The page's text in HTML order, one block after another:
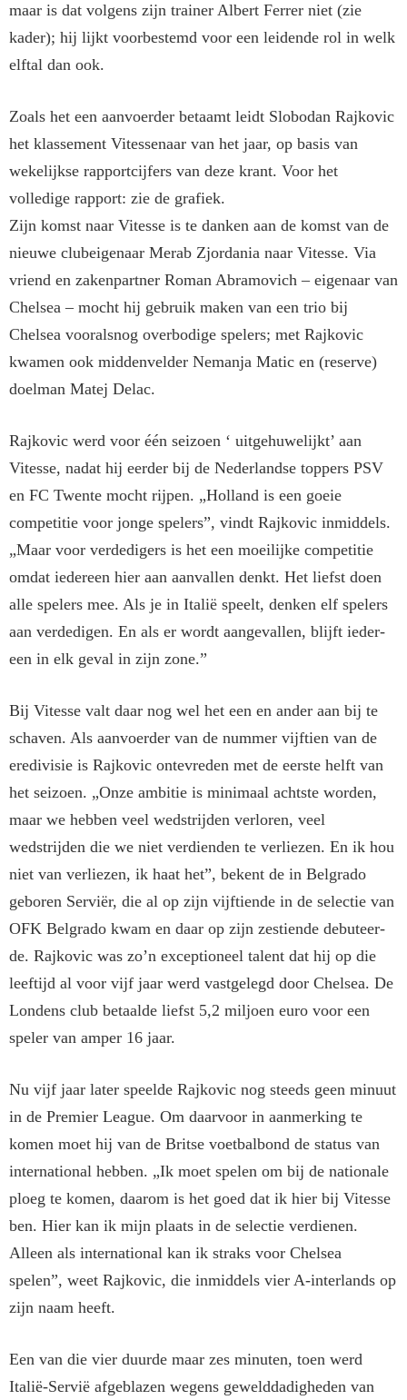
maar is dat vol­gens zijn trainer Albert Ferrer niet (zie
kader); hij lijkt voorbestemd voor een leidende rol in welk
elftal dan ook.
Zoals het een aanvoerder betaamt leidt Slobodan Rajkovic
het klasse­ment Vitessenaar van het jaar, op basis van
wekelijkse rapportcijfers van deze krant. Voor het
volledige rapport: zie de grafiek.
Zijn komst naar Vitesse is te dan­ken aan de komst van de
nieuwe clubeigenaar Merab Zjordania naar Vitesse. Via
vriend en zakenpart­ner Roman Abramovich – eigenaar van
Chelsea – mocht hij gebruik maken van een trio bij
Chelsea vooralsnog overbodige spelers; met Rajkovic
kwamen ook mid­denvelder Nemanja Matic en (re­serve)
doelman Matej Delac.
Rajkovic werd voor één seizoen ‘ uitgehuwelijkt’ aan
Vitesse, nadat hij eerder bij de Nederlandse top­pers PSV
en FC Twente mocht rij­pen. „Holland is een goeie
competitie voor jonge spelers”, vindt Rajkovic inmiddels.
„Maar voor verdedigers is het een moeilijke competitie
om­dat iedereen hier aan aanvallen denkt. Het liefst doen
alle spelers mee. Als je in Italië speelt, denken elf spelers
aan verdedigen. En als er wordt aangevallen, blijft ieder­
een in elk geval in zijn zone.”
Bij Vitesse valt daar nog wel het een en ander aan bij te
schaven. Als aanvoerder van de nummer vijftien van de
eredivisie is Rajko­vic ontevreden met de eerste helft van
het seizoen. „Onze ambitie is minimaal achtste worden,
maar we hebben veel wedstrijden verlo­ren, veel
wedstrijden die we niet verdienden te verliezen. En ik hou
niet van verliezen, ik haat het”, be­kent de in Belgrado
geboren Ser­viër, die al op zijn vijftiende in de selectie van
OFK Belgrado kwam en daar op zijn zestiende debuteer­
de. Rajkovic was zo’n exceptioneel talent dat hij op die
leeftijd al voor vijf jaar werd vastgelegd door Chel­sea. De
Londens club betaalde liefst 5,2 miljoen euro voor een
spe­ler van amper 16 jaar.
Nu vijf jaar later speelde Rajkovic nog steeds geen minuut
in de Pre­mier League. Om daarvoor in aan­merking te
komen moet hij van de Britse voetbalbond de status van
international hebben. „Ik moet spelen om bij de nationale
ploeg te komen, daarom is het goed dat ik hier bij Vitesse
ben. Hier kan ik mijn plaats in de selectie verdie­nen.
Alleen als international kan ik straks voor Chelsea
spelen”, weet Rajkovic, die inmiddels vier A-interlands op
zijn naam heeft.
Een van die vier duurde maar zes minuten, toen werd
Italië-Servië afgeblazen wegens gewelddadighe­den van